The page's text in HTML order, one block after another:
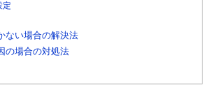
定
ない場合の解決法
の場合の対処法